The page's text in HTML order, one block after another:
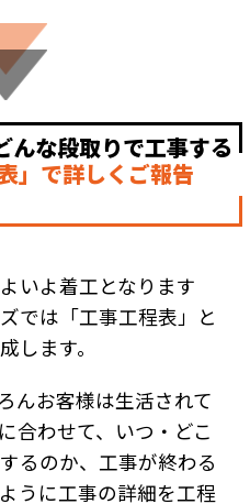
んな段取りで工事する
」で詳しくご報告
いよ着工となります
では「工事工程表」と
します。
んお客様は生活されて
合わせて、いつ・どこ
るのか、工事が終わる
うに工事の詳細を工程